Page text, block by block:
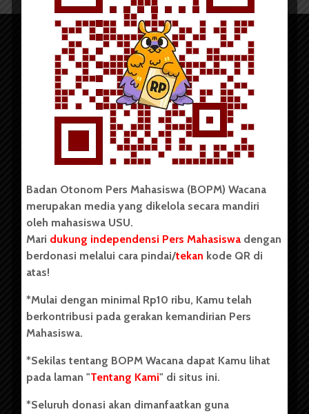
Copyright © 2023. All rights reserved BOPM WACANA.
Badan Otonom Pers Mahasiswa (BOPM) Wacana merupakan
pers mahasiswa yang berdiri di luar kampus dan dikelola
secara mandiri oleh mahasiswa Universitas Sumatera Utara
(USU). Sebelumnya BOPM Wacana merupakan salah satu
Unit Kegiatan Mahasiswa (UKM) di Universitas Sumatera
berdiri pada 1 Juli 1995.
Kontribusi
Info Iklan
Badan Otonom Pers Mahasiswa (BOPM) Wacana
merupakan media yang dikelola secara mandiri
oleh mahasiswa USU.
Mari dukung independensi Pers Mahasiswa dengan
berdonasi melalui cara pindai/tekan kode QR di
atas!
*Mulai dengan minimal Rp10 ribu, Kamu telah
berkontribusi pada gerakan kemandirian Pers
Mahasiswa.
*Sekilas tentang BOPM Wacana dapat Kamu lihat
pada laman "Tentang Kami" di situs ini.
*Seluruh donasi akan dimanfaatkan guna